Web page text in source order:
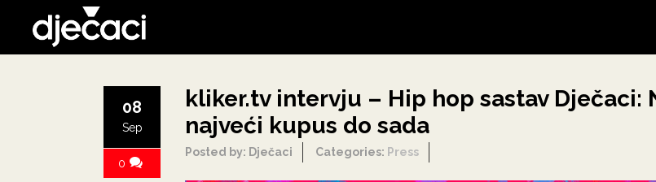
kliker.tv intervju – Hip hop sastav Dječaci:
najveći kupus do sada
Posted by: Dječaci Categories: Press
08
Sep
0